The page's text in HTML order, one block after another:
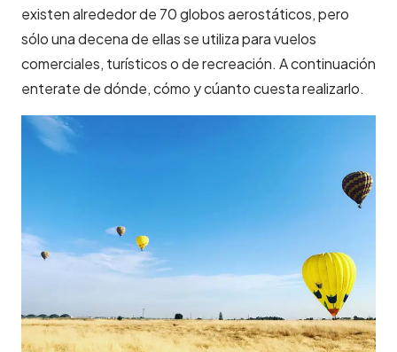
existen alrededor de 70 globos aerostáticos, pero
sólo una decena de ellas se utiliza para vuelos
comerciales, turísticos o de recreación. A continuación
enterate de dónde, cómo y cúanto cuesta realizarlo.